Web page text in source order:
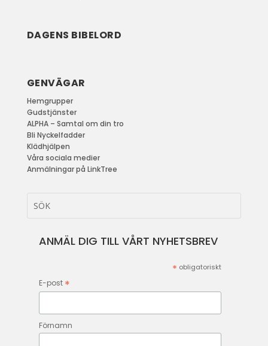
DAGENS BIBELORD
GENVÄGAR
Hemgrupper
Gudstjänster
ALPHA – Samtal om din tro
Bli Nyckelfadder
Klädhjälpen
Våra sociala medier
Anmälningar på LinkTree
ANMÄL DIG TILL VÅRT NYHETSBREV
* obligatoriskt
E-post *
Förnamn